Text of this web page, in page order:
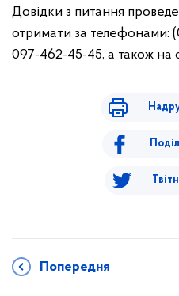
Довідки з питання
отримати за телефонами:
097-462-45-45, а також на
Попередня